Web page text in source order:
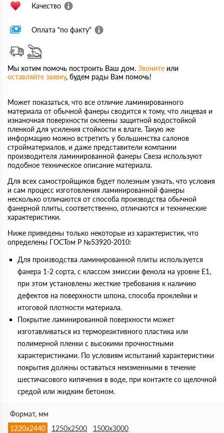
Качество
Оплата "по факту"
Мы хотим помочь построить Ваш дом. Звоните или
оставляйте заявку, будем рады Вам помочь!
Может показаться, что все отличие ламинированного
материала от обычной фанеры сводится к тому, что лицевая и
изнаночная поверхности оклеены защитной водостойкой
пленкой для усиления стойкости к влаге. Такую же
информацию можно встретить у большинства салонов
стройматериалов, и даже представители компании
производителя ламинированной фанеры Свеза используют
подобное техническое описание материала.
Для всех самостройщиков будет полезным узнать, что условия
и сам процесс изготовления ламинированной фанеры
несколько отличаются от способа производства обычной
фанерной плиты, соответственно, отличаются и технические
характеристики.
Ниже приведены только некоторые из характеристик, что
определены ГОСТом Р №53920-2010:
Для производства ламинированной плиты используется
фанера 1-2 сорта, с классом эмиссии фенола на уровне Е1,
при этом установлены жесткие требования к наличию
дефектов на поверхности шпона, способа проклейки и
итоговой плотности материала.
Покрытие ламинированной поверхности может
изготавливаться из термореактивного пластика или
полимерной пленки с высокими прочностными
характеристиками. По условиям испытаний характеристики
покрытия должны оставаться неизменными в течение
шестичасового кипячения в воде, при контакте со щелочной
средой или жидким бетоном.
Формат, мм
1220х2440
1250х2500 1500х3000